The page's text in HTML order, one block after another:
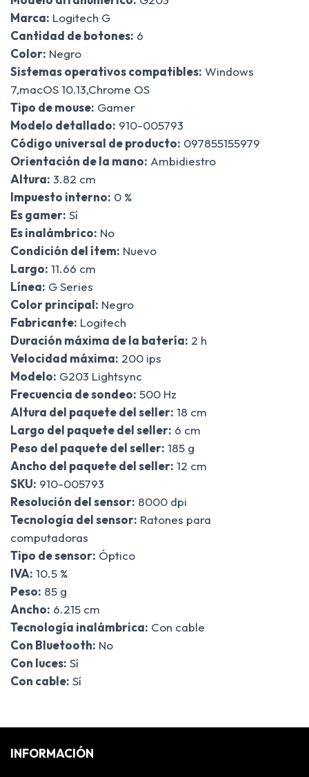
Marca: Logitech G
Cantidad de botones: 6
Color: Negro
Sistemas operativos compatibles: Windows
7,macOS 10.13,Chrome OS
Tipo de mouse: Gamer
Modelo detallado: 910-005793
Código universal de producto: 097855155979
Orientación de la mano: Ambidiestro
Altura: 3.82 cm
Impuesto interno: 0 %
Es gamer: Sí
Es inalámbrico: No
Condición del ítem: Nuevo
Largo: 11.66 cm
Línea: G Series
Color principal: Negro
Fabricante: Logitech
Duración máxima de la batería: 2 h
Velocidad máxima: 200 ips
Modelo: G203 Lightsync
Frecuencia de sondeo: 500 Hz
Altura del paquete del seller: 18 cm
Largo del paquete del seller: 6 cm
Peso del paquete del seller: 185 g
Ancho del paquete del seller: 12 cm
SKU: 910-005793
Resolución del sensor: 8000 dpi
Tecnología del sensor: Ratones para
computadoras
Tipo de sensor: Óptico
IVA: 10.5 %
Peso: 85 g
Ancho: 6.215 cm
Tecnología inalámbrica: Con cable
Con Bluetooth: No
Con luces: Sí
Con cable: Sí
INFORMACIÓN